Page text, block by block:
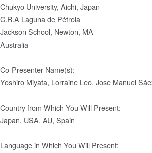
Chukyo University, Aichi, Japan
C.R.A Laguna de Pétrola
Jackson School, Newton, MA
Australia
Co-Presenter Name(s):
Yoshiro Miyata, Lorraine Leo, Jose Manuel
Country from Which You Will Present:
Japan, USA, AU, Spain
Language in Which You Will Present: